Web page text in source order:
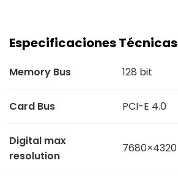
Especificaciones Técnicas
Memory Bus 128 bit
Card Bus PCI-E 4.0
Digital max
resolution
7680×4320